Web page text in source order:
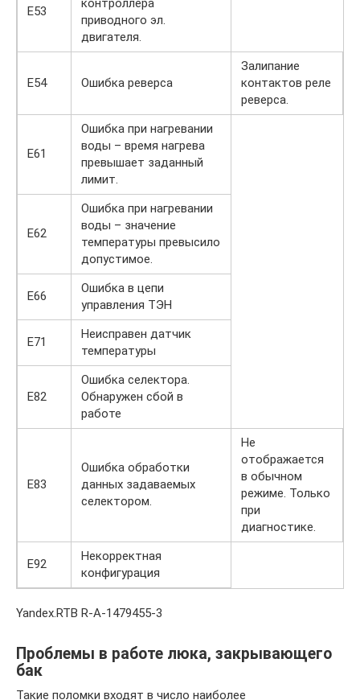
Е53
контроллера
приводного эл.
двигателя.
Е54 Ошибка реверса
Залипание
контактов реле
реверса.
Е61
Ошибка при нагревании
воды – время нагрева
превышает заданный
лимит.
Е62
Ошибка при нагревании
воды – значение
температуры превысило
допустимое.
Е66
Ошибка в цепи
управления ТЭН
Е71
Неисправен датчик
температуры
Е82
Ошибка селектора.
Обнаружен сбой в
работе
Е83
Ошибка обработки
данных задаваемых
селектором.
Не
отображается
в обычном
режиме. Только
при
диагностике.
Е92
Некорректная
конфигурация
Yandex.RTB R-A-1479455-3
Проблемы в работе люка, закрывающего
бак
Такие поломки входят в число наиболее